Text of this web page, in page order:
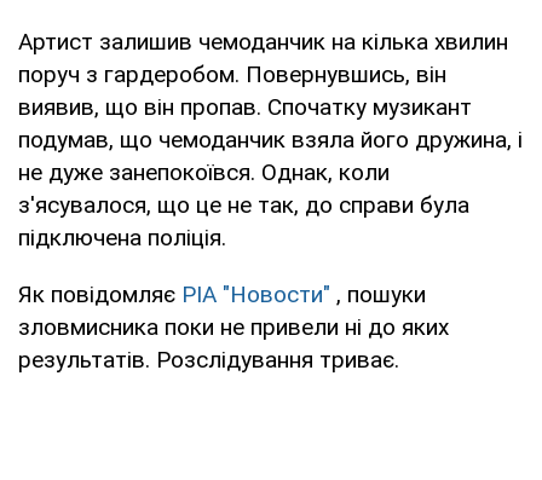
Артист залишив чемоданчик на кілька хвилин
поруч з гардеробом. Повернувшись, він
виявив, що він пропав. Спочатку музикант
подумав, що чемоданчик взяла його дружина, і
не дуже занепокоївся. Однак, коли
з'ясувалося, що це не так, до справи була
підключена поліція.
Як повідомляє РІА "Новости" , пошуки
зловмисника поки не привели ні до яких
результатів. Розслідування триває.